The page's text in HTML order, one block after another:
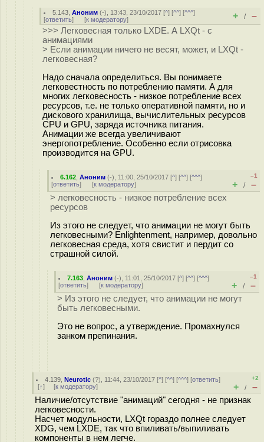
5.143 ,Аноним (-), 13:43, 23/10/2017 [^] [^^] [^^^]
[ответить] [к модератору] + / –
>>> Легковесная только LXDE. А LXQt - с
анимациями
> Если анимации ничего не весят, может, и LXQt -
легковесная?
Надо сначала определиться. Вы понимаете
легковестность по потреблению памяти. А для
многих легковесность - низкое потребление всех
ресурсов, т.е. не только оперативной памяти, но и
дискового хранилища, вычислительных ресурсов
CPU и GPU, заряда источника питания.
Анимации же всегда увеличивают
энергопотребление. Особенно если отрисовка
производится на GPU.
6.162 ,Аноним (-), 11:00, 25/10/2017 [^] [^^] [^^^]
[ответить] [к модератору]
–1
+ / –
> легковесность - низкое потребление всех
ресурсов
Из этого не следует, что анимации не могут быть
легковесными? Enlightenment, например, довольно
легковесная среда, хотя свистит и пердит со
страшной силой.
7.163 ,Аноним (-), 11:01, 25/10/2017 [^] [^^] [^^^]
[ответить] [к модератору]
–1
+ / –
> Из этого не следует, что анимации не могут
быть легковесными.
Это не вопрос, а утверждение. Промахнулся
занком препинания.
4.139 ,Neurotic (?), 11:44, 23/10/2017 [^] [^^] [^^^] [ответить]
[↑] [к модератору]
+2
+ / –
Наличие/отсутствие "анимаций" сегодня - не признак
легковесности.
Насчет модульности, LXQt гораздо полнее следует
XDG, чем LXDE, так что впиливать/выпиливать
компоненты в нем легче.